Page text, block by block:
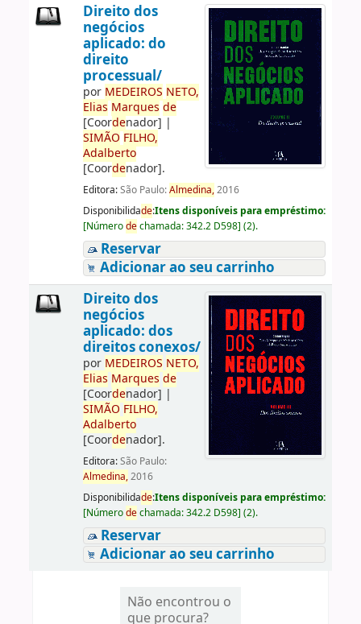
Direito dos
negócios
aplicado: do
direito
processual/
por MEDEIROS NETO,
Elias Marques de
[Coordenador] |
SIMÃO FILHO,
Adalberto
[Coordenador].
Editora:São Paulo:Almedina,2016
Disponibilidade:Itens disponíveis para empréstimo:
[Númerodechamada:342.2 D598] (2).
Reservar
Adicionar ao seu carrinho
Direito dos
negócios
aplicado: dos
direitos conexos/
por MEDEIROS NETO,
Elias Marques de
[Coordenador] |
SIMÃO FILHO,
Adalberto
[Coordenador].
Editora:São Paulo:
Almedina,2016
Disponibilidade:Itens disponíveis para empréstimo:
[Númerodechamada:342.2 D598] (2).
Reservar
Adicionar ao seu carrinho
Não encontrou o
que procura?